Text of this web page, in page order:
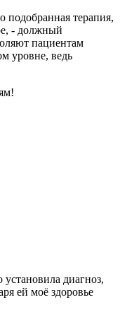
подобранная терапия,
- должный
пациентам
уровне, ведь
диагноз,
ей моё здоровье